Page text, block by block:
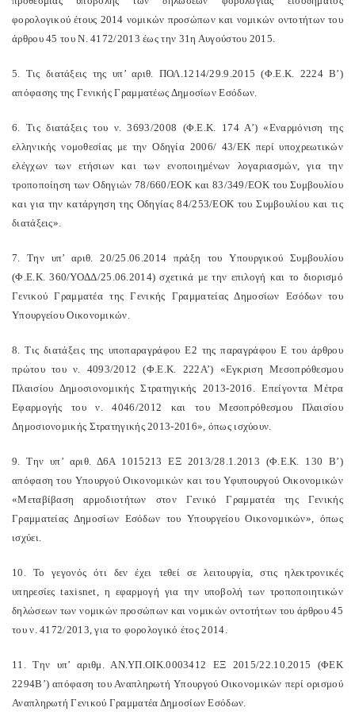
φορολογικού έτους 2014 νομικών προσώπων και νομικών οντοτήτων του
άρθρου 45 του Ν. 4172/2013 έως την 31η Αυγούστου 2015.
5. Τις διατάξεις της υπ’ αριθ. ΠΟΛ.1214/29.9.2015 (Φ.Ε.Κ. 2224 Β’)
απόφασης της Γενικής Γραμματέως Δημοσίων Εσόδων.
6. Τις διατάξεις του ν. 3693/2008 (Φ.Ε.Κ. 174 Α’) «Εναρμόνιση της
ελληνικής νομοθεσίας με την Οδηγία 2006/ 43/ΕΚ περί υποχρεωτικών
ελέγχων των ετήσιων και των ενοποιημένων λογαριασμών, για την
τροποποίηση των Οδηγιών 78/660/ΕΟΚ και 83/349/ΕΟΚ του Συμβουλίου
και για την κατάργηση της Οδηγίας 84/253/ΕΟΚ του Συμβουλίου και τις
διατάξεις».
7. Την υπ’ αριθ. 20/25.06.2014 πράξη του Υπουργικού Συμβουλίου
(Φ.Ε.Κ. 360/ΥΟΔΔ/25.06.2014) σχετικά με την επιλογή και το διορισμό
Γενικού Γραμματέα της Γενικής Γραμματείας Δημοσίων Εσόδων του
Υπουργείου Οικονομικών.
8. Τις διατάξεις της υποπαραγράφου Ε2 της παραγράφου Ε του άρθρου
πρώτου του ν. 4093/2012 (Φ.Ε.Κ. 222Α’) «Εγκριση Μεσοπρόθεσμου
Πλαισίου Δημοσιονομικής Στρατηγικής 2013-2016. Επείγοντα Μέτρα
Εφαρμογής του ν. 4046/2012 και του Μεσοπρόθεσμου Πλαισίου
Δημοσιονομικής Στρατηγικής 2013-2016», όπως ισχύουν.
9. Την υπ’ αριθ. Δ6Α 1015213 ΕΞ 2013/28.1.2013 (Φ.Ε.Κ. 130 Β’)
απόφαση του Υπουργού Οικονομικών και του Υφυπουργού Οικονομικών
«Μεταβίβαση αρμοδιοτήτων στον Γενικό Γραμματέα της Γενικής
Γραμματείας Δημοσίων Εσόδων του Υπουργείου Οικονομικών», όπως
ισχύει.
10. Το γεγονός ότι δεν έχει τεθεί σε λειτουργία, στις ηλεκτρονικές
υπηρεσίεςtaxisnet, η εφαρμογή για την υποβολή των τροποποιητικών
δηλώσεων των νομικών προσώπων και νομικών οντοτήτων του άρθρου 45
του ν. 4172/2013, για το φορολογικό έτος 2014.
11. Την υπ’ αριθμ. ΑΝ.ΥΠ.ΟΙΚ.0003412 ΕΞ 2015/22.10.2015 (ΦΕΚ
2294Β’) απόφαση του Αναπληρωτή Υπουργού Οικονομικών περί ορισμού
Αναπληρωτή Γενικού Γραμματέα Δημοσίων Εσόδων.